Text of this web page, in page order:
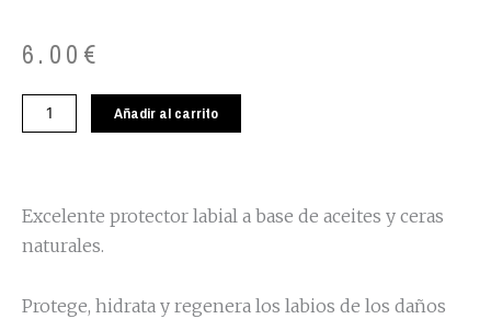
6.00 €
PROTECTOR
LABIAL
cantidad
Añadir al carrito
Excelente protector labial a base de aceites y ceras
naturales.
Protege, hidrata y regenera los labios de los daños